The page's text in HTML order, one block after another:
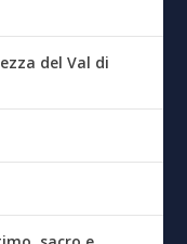
del Val di